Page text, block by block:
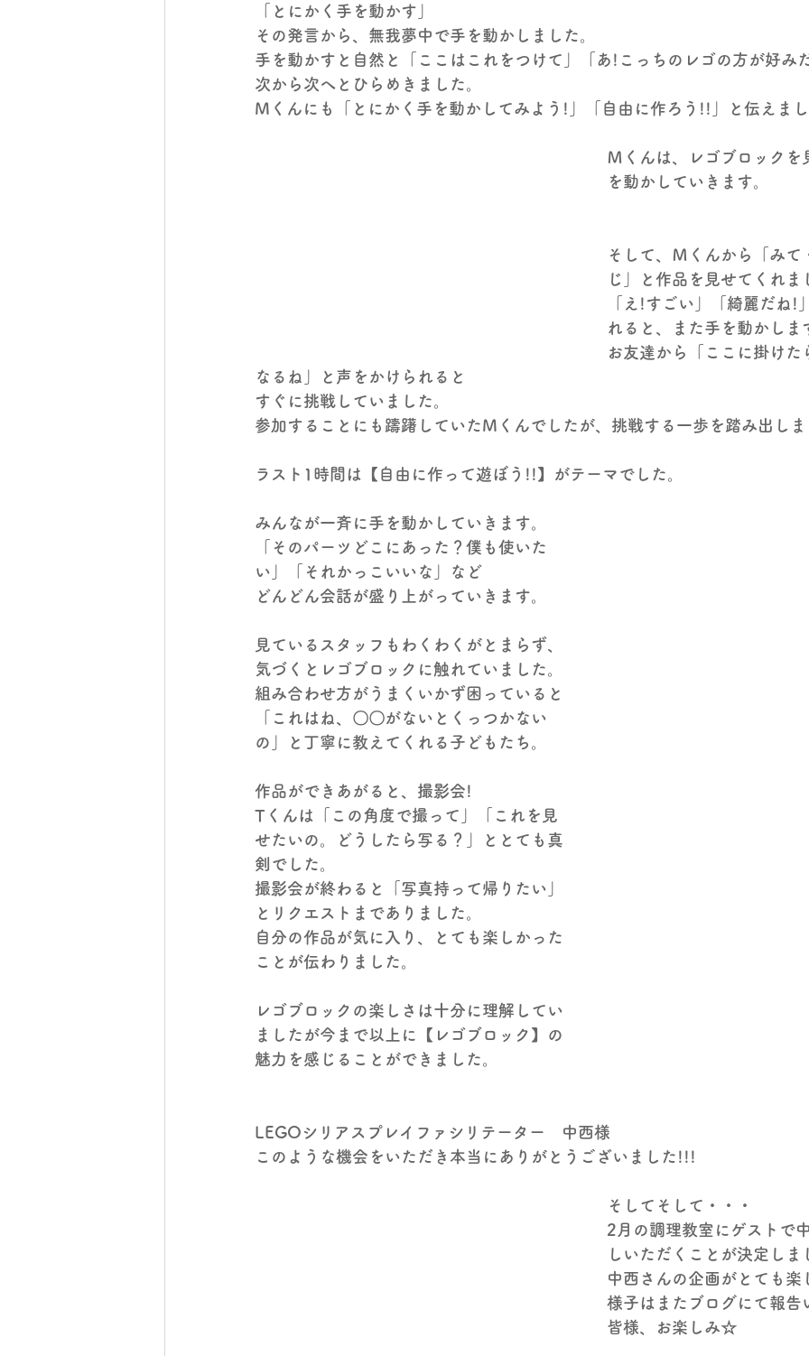
「とにかく手を動かす」
その発言から、無我夢中で手を動かしました。
手を動かすと自然と「ここはこれをつけて」「あ!こっちのレゴの方が好み
次から次へとひらめきました。
Mくんにも「とにかく手を動かしてみよう!」「自由に作ろう!!」と伝えまし
Ｍくんは、レゴブロックを
を動かしていきます。
そして、Ｍくんから「みて
じ」と作品を見せてくれま
「え!すごい」「綺麗だね!
れると、また手を動かしま
お友達から「ここに掛けた
なるね」と声をかけられると
すぐに挑戦していました。
参加することにも躊躇していたMくんでしたが、挑戦する一歩を踏み出しま
ラスト1時間は【自由に作って遊ぼう!!】がテーマでした。
みんなが一斉に手を動かしていきます。
「そのパーツどこにあった？僕も使いた
い」「それかっこいいな」など
どんどん会話が盛り上がっていきます。
見ているスタッフもわくわくがとまらず、
気づくとレゴブロックに触れていました。
組み合わせ方がうまくいかず困っていると
「これはね、〇〇がないとくっつかない
の」と丁寧に教えてくれる子どもたち。
作品ができあがると、撮影会!
Tくんは「この角度で撮って」「これを見
せたいの。どうしたら写る？」ととても真
剣でした。
撮影会が終わると「写真持って帰りたい」
とリクエストまでありました。
自分の作品が気に入り、とても楽しかった
ことが伝わりました。
レゴブロックの楽しさは十分に理解してい
ましたが今まで以上に【レゴブロック】の
魅力を感じることができました。
LEGOシリアスプレイファシリテーター　中西様
このような機会をいただき本当にありがとうございました!!!
そしてそして・・・
2月の調理教室にゲストで
しいただくことが決定し
中西さんの企画がとても楽
様子はまたブログにて報告
皆様、お楽しみ☆